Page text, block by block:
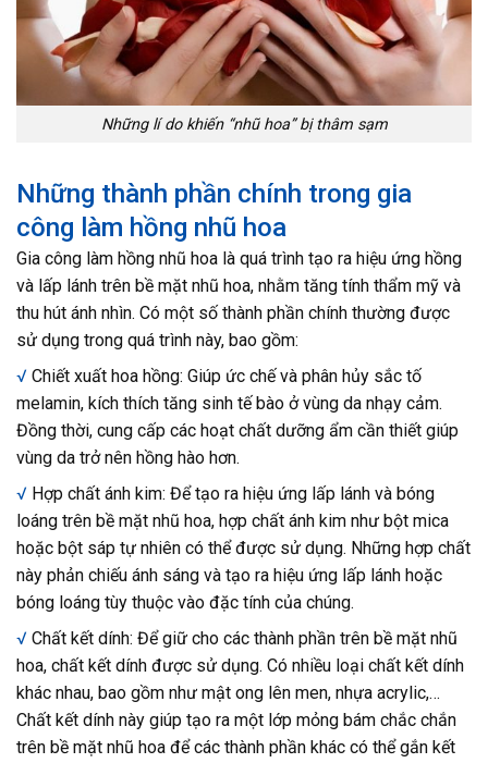
Những lí do khiến “nhũ hoa” bị thâm sạm
Những thành phần chính trong gia
công làm hồng nhũ hoa
Gia công làm hồng nhũ hoa là quá trình tạo ra hiệu ứng hồng
và lấp lánh trên bề mặt nhũ hoa, nhằm tăng tính thẩm mỹ và
thu hút ánh nhìn. Có một số thành phần chính thường được
sử dụng trong quá trình này, bao gồm:
√ Chiết xuất hoa hồng: Giúp ức chế và phân hủy sắc tố
melamin, kích thích tăng sinh tế bào ở vùng da nhạy cảm.
Đồng thời, cung cấp các hoạt chất dưỡng ẩm cần thiết giúp
vùng da trở nên hồng hào hơn.
√ Hợp chất ánh kim: Để tạo ra hiệu ứng lấp lánh và bóng
loáng trên bề mặt nhũ hoa, hợp chất ánh kim như bột mica
hoặc bột sáp tự nhiên có thể được sử dụng. Những hợp chất
này phản chiếu ánh sáng và tạo ra hiệu ứng lấp lánh hoặc
bóng loáng tùy thuộc vào đặc tính của chúng.
√ Chất kết dính: Để giữ cho các thành phần trên bề mặt nhũ
hoa, chất kết dính được sử dụng. Có nhiều loại chất kết dính
khác nhau, bao gồm như mật ong lên men, nhựa acrylic,…
Chất kết dính này giúp tạo ra một lớp mỏng bám chắc chắn
trên bề mặt nhũ hoa để các thành phần khác có thể gắn kết